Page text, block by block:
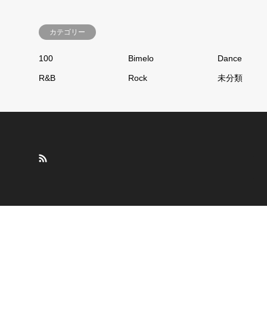
カテゴリー
100 Bimelo Dance
R&B Rock 未分類